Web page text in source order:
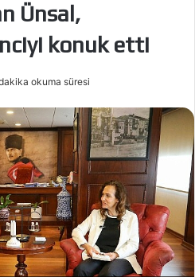
Ünsal,
konuk etti
okuma süresi